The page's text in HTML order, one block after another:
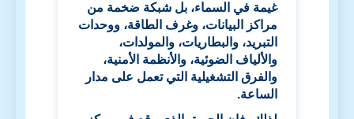
غيمة في السماء، بل شبكة ضخمة من
مراكز البيانات، وغرف الطاقة، ووحدات
التبريد، والبطاريات، والمولدات،
والألياف الضوئية، والأنظمة الأمنية،
والفرق التشغيلية التي تعمل على مدار
الساعة.